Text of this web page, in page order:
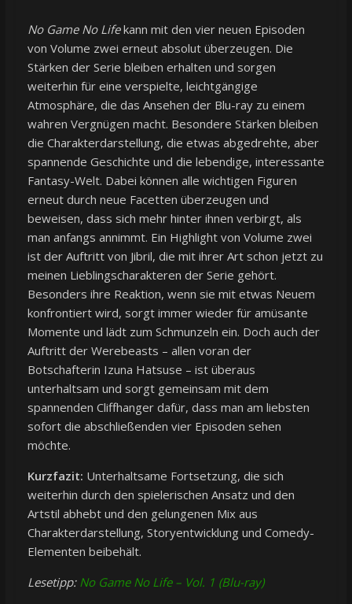
No Game No Lifekann mit den vier neuen Episoden
von Volume zwei erneut absolut überzeugen. Die
Stärken der Serie bleiben erhalten und sorgen
weiterhin für eine verspielte, leichtgängige
Atmosphäre, die das Ansehen der Blu-ray zu einem
wahren Vergnügen macht. Besondere Stärken bleiben
die Charakterdarstellung, die etwas abgedrehte, aber
spannende Geschichte und die lebendige, interessante
Fantasy-Welt. Dabei können alle wichtigen Figuren
erneut durch neue Facetten überzeugen und
beweisen, dass sich mehr hinter ihnen verbirgt, als
man anfangs annimmt. Ein Highlight von Volume zwei
ist der Auftritt von Jibril, die mit ihrer Art schon jetzt zu
meinen Lieblingscharakteren der Serie gehört.
Besonders ihre Reaktion, wenn sie mit etwas Neuem
konfrontiert wird, sorgt immer wieder für amüsante
Momente und lädt zum Schmunzeln ein. Doch auch der
Auftritt der Werebeasts – allen voran der
Botschafterin Izuna Hatsuse – ist überaus
unterhaltsam und sorgt gemeinsam mit dem
spannenden Cliffhanger dafür, dass man am liebsten
sofort die abschließenden vier Episoden sehen
möchte.
Kurzfazit: Unterhaltsame Fortsetzung, die sich
weiterhin durch den spielerischen Ansatz und den
Artstil abhebt und den gelungenen Mix aus
Charakterdarstellung, Storyentwicklung und Comedy-
Elementen beibehält.
Lesetipp: No Game No Life – Vol. 1 (Blu-ray)